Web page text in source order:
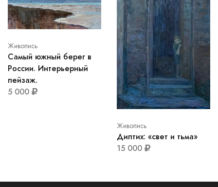
Живопись
Самый южный берег в
России. Интерьерный
пейзаж.
5 000
Живопись
Диптих: «свет и тьма»
15 000